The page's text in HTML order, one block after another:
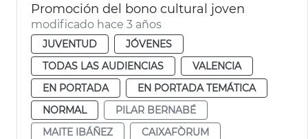
Promoción del bono cultural joven
modificado hace 3 años
JUVENTUD
JÓVENES
TODAS LAS AUDIENCIAS
VALENCIA
EN PORTADA
EN PORTADA TEMÁTICA
NORMAL
PILAR BERNABÉ
MAITE IBÁÑEZ
CAIXAFÒRUM